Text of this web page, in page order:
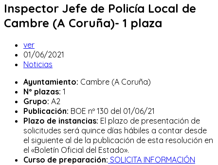
Inspector Jefe de Policía Local de
Cambre (A Coruña)- 1 plaza
Autor
de
la
ver
Publicación
de
entrada:
01/06/2021
Categoría
la
entrada:
Noticias
Ayuntamiento: Cambre (A Coruña)
Nº plazas: 1
Grupo: A2
Publicación: BOE nº 130 del 01/06/21
Plazo de instancias: El plazo de presentación de
solicitudes será quince días hábiles a contar desde
el siguiente al de la publicación de esta resolución en
el «Boletín Oficial del Estado».
Curso de preparación: SOLICITA INFORMACIÓN